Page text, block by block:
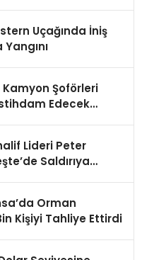
Uçağında İniş
Şoförleri
Edecek
Lideri Peter
Saldırıya
Orman
Kişiyi Tahliye Ettirdi